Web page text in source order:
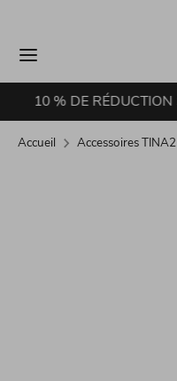
contenu
la
boutique
Recherche
Rechercher
dans
la
boutique
LE SITE
Accueil Accessoires TINA2